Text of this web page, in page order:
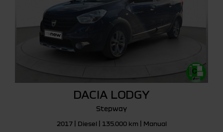
DACIA LODGY
Stepway
2017 | Diesel | 135.000 km | Manual